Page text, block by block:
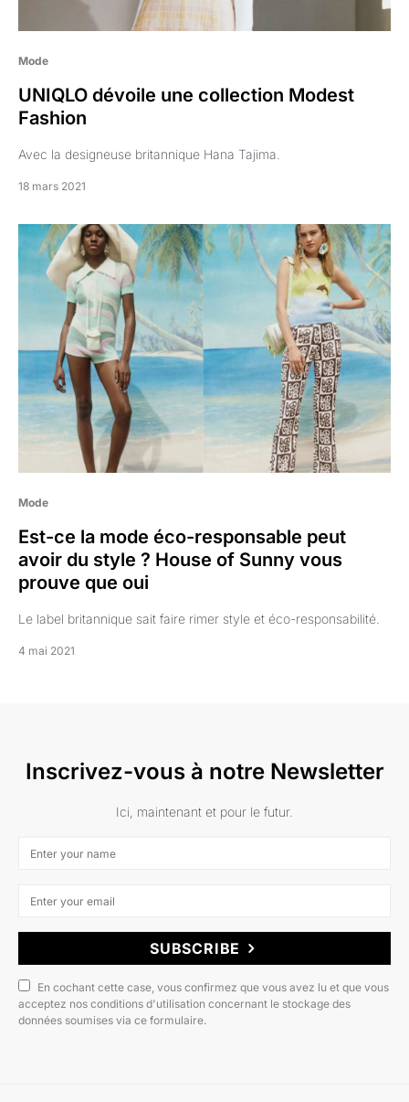
Mode
UNIQLO dévoile une collection Modest
Fashion
Avec la designeuse britannique Hana Tajima.
18 mars 2021
Mode
Est-ce la mode éco-responsable peut
avoir du style ? House of Sunny vous
prouve que oui
Le label britannique sait faire rimer style et éco-responsabilité.
4 mai 2021
Inscrivez-vous à notre Newsletter
Ici, maintenant et pour le futur.
SUBSCRIBE
En cochant cette case, vous confirmez que vous avez lu et que vous
acceptez nos conditions d'utilisation concernant le stockage des
données soumises via ce formulaire.